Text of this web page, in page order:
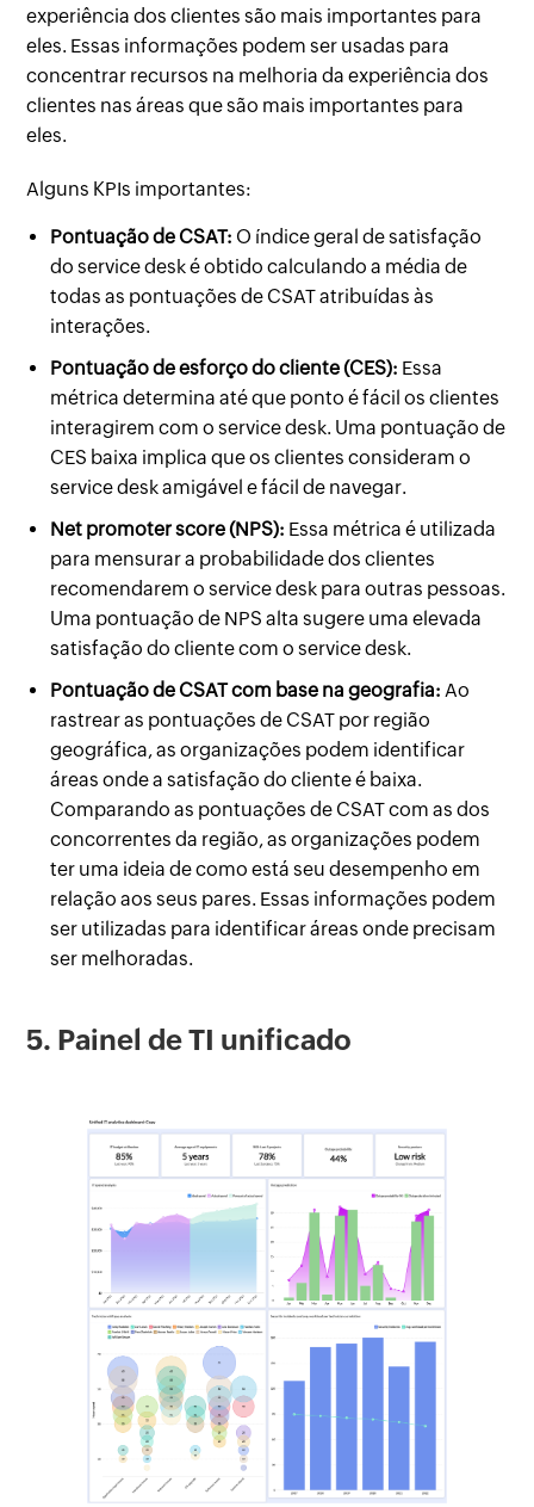
experiência dos clientes são mais importantes para
eles. Essas informações podem ser usadas para
concentrar recursos na melhoria da experiência dos
clientes nas áreas que são mais importantes para
eles.
Alguns KPIs importantes:
Pontuação de CSAT: O índice geral de satisfação
do service desk é obtido calculando a média de
todas as pontuações de CSAT atribuídas às
interações.
Pontuação de esforço do cliente (CES): Essa
métrica determina até que ponto é fácil os clientes
interagirem com o service desk. Uma pontuação de
CES baixa implica que os clientes consideram o
service desk amigável e fácil de navegar.
Net promoter score (NPS): Essa métrica é utilizada
para mensurar a probabilidade dos clientes
recomendarem o service desk para outras pessoas.
Uma pontuação de NPS alta sugere uma elevada
satisfação do cliente com o service desk.
Pontuação de CSAT com base na geografia: Ao
rastrear as pontuações de CSAT por região
geográfica, as organizações podem identificar
áreas onde a satisfação do cliente é baixa.
Comparando as pontuações de CSAT com as dos
concorrentes da região, as organizações podem
ter uma ideia de como está seu desempenho em
relação aos seus pares. Essas informações podem
ser utilizadas para identificar áreas onde precisam
ser melhoradas.
5. Painel de TI unificado